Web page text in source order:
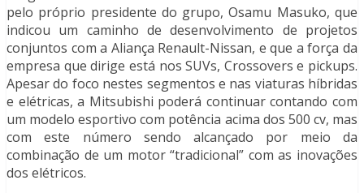
pelo próprio presidente do grupo, Osamu Masuko, que
indicou um caminho de desenvolvimento de projetos
conjuntos com a Aliança Renault-Nissan, e que a força da
empresa que dirige está nos SUVs, Crossovers e pickups.
Apesar do foco nestes segmentos e nas viaturas híbridas
e elétricas, a Mitsubishi poderá continuar contando com
um modelo esportivo com potência acima dos 500 cv, mas
com este número sendo alcançado por meio da
combinação de um motor “tradicional” com as inovações
dos elétricos.